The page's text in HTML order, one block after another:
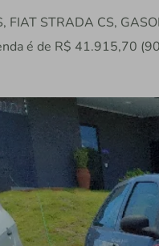
FIAT STRADA CS,
é de R$ 41.915,70